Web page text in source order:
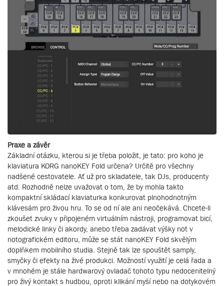
Praxe a závěr
Základní otázku, kterou si je třeba položit, je tato: pro koho je
klaviatura KORG nanoKEY Fold určena? Určitě pro všechny
nadšené cestovatele. Ať už pro skladatele, tak DJs, producenty
atd. Rozhodně nelze uvažovat o tom, že by mohla takto
kompaktní skládací klaviaturka konkurovat plnohodnotným
klávesám pro živou hru. To se od ní ale ani neočekává. Chcete-li
zkoušet zvuky v připojeném virtuálním nástroji, programovat bicí,
melodické linky či akordy, anebo třeba zadávat výšky not v
notografickém editoru, může se stát nanoKEY Fold skvělým
doplňkem mobilního studia. Stejně tak lze spouštět samply,
smyčky či efekty na živé produkci. Možností využití je celá řada a
v mnohém je stále hardwarový ovladač tohoto typu nedocenitelný
pro živý kontakt s hudbou, oproti klikání myší nebo na dotykovém